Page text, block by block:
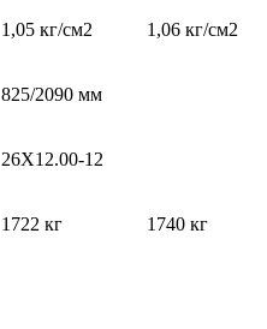
1,05 кг/см2 1,06 кг/см2
825/2090 мм
26X12.00-12
1722 кг 1740 кг